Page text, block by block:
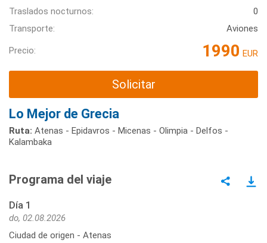
Traslados nocturnos:
0
Transporte:
Aviones
Precio: 1990 EUR
Solicitar
Lo Mejor de Grecia
Ruta: Atenas - Epidavros - Micenas - Olimpia - Delfos -
Kalambaka
Programa del viaje
Día 1
do, 02.08.2026
Ciudad de origen - Atenas